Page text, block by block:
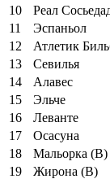
10
Реал
11
Эспаньол
12
Атлетик
13
Севилья
14
Алавес
15
Эльче
16
Леванте
17
Осасуна
18
Мальорка (В)
19
Жирона (В)